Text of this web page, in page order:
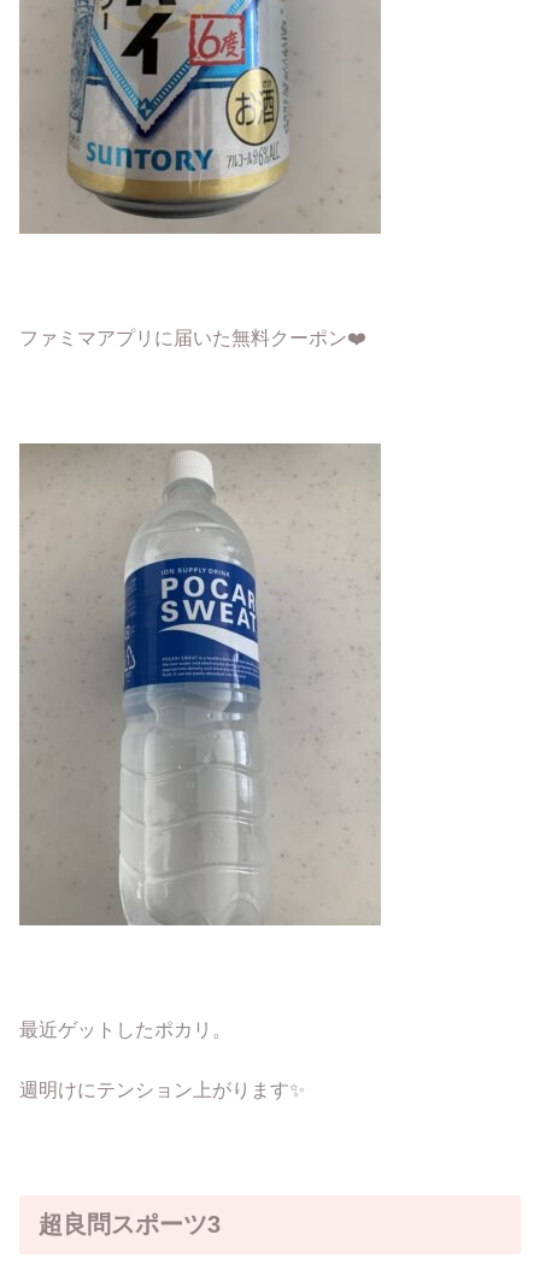
ファミマアプリに届いた無料クーポン❤️
最近ゲットしたポカリ。
週明けにテンション上がります✨
超良問スポーツ3